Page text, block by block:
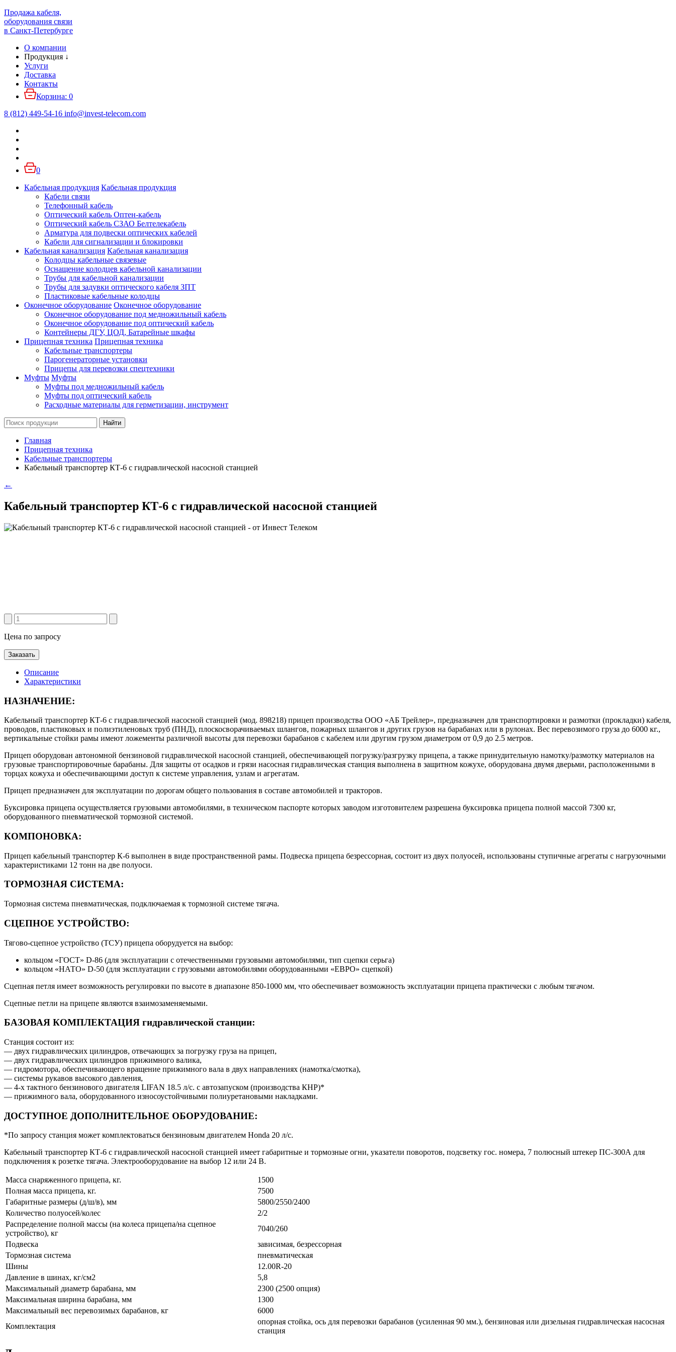
Продажа кабеля,
оборудования связи
в Санкт-Петербурге
О компании
Продукция ↓
Услуги
Доставка
Контакты
Корзина: 0
8 (812) 449-54-16 info@invest-telecom.com
0
Кабельная продукция Кабельная продукция
Кабели связи
Телефонный кабель
Оптический кабель Оптен-кабель
Оптический кабель СЗАО Белтелекабель
Арматура для подвески оптических кабелей
Кабели для сигнализации и блокировки
Кабельная канализация Кабельная канализация
Колодцы кабельные связевые
Оснащение колодцев кабельной канализации
Трубы для кабельной канализации
Трубы для задувки оптического кабеля ЗПТ
Пластиковые кабельные колодцы
Оконечное оборудование Оконечное оборудование
Оконечное оборудование под медножильный кабель
Оконечное оборудование под оптический кабель
Контейнеры ДГУ, ЦОД, Батарейные шкафы
Прицепная техника Прицепная техника
Кабельные транспортеры
Парогенераторные установки
Прицепы для перевозки спецтехники
Муфты Муфты
Муфты под медножильный кабель
Муфты под оптический кабель
Расходные материалы для герметизации, инструмент
Главная
Прицепная техника
Кабельные транспортеры
Кабельный транспортер КТ-6 с гидравлической насосной станцией
←
Кабельный транспортер КТ-6 с гидравлической насосной станцией
Цена по запросу
Заказать
Описание
Характеристики
НАЗНАЧЕНИЕ:
Кабельный транспортер КТ-6 с гидравлической насосной станцией (мод. 898218) прицеп производства ООО «АБ Трейлер», предназначен для транспортировки и размотки (прокладки) кабеля,
проводов, пластиковых и полиэтиленовых труб (ПНД), плоскосворачиваемых шлангов, пожарных шлангов и других грузов на барабанах или в рулонах. Вес перевозимого груза до 6000 кг.,
вертикальные стойки рамы имеют ложементы различной высоты для перевозки барабанов с кабелем или другим грузом диаметром от 0,9 до 2.5 метров.
Прицеп оборудован автономной бензиновой гидравлической насосной станцией, обеспечивающей погрузку/разгрузку прицепа, а также принудительную намотку/размотку материалов на
грузовые транспортировочные барабаны. Для защиты от осадков и грязи насосная гидравлическая станция выполнена в защитном кожухе, оборудована двумя дверьми, расположенными в
торцах кожуха и обеспечивающими доступ к системе управления, узлам и агрегатам.
Прицеп предназначен для эксплуатации по дорогам общего пользования в составе автомобилей и тракторов.
Буксировка прицепа осуществляется грузовыми автомобилями, в техническом паспорте которых заводом изготовителем разрешена буксировка прицепа полной массой 7300 кг,
оборудованного пневматической тормозной системой.
КОМПОНОВКА:
Прицеп кабельный транспортер К-6 выполнен в виде пространственной рамы. Подвеска прицепа безрессорная, состоит из двух полуосей, использованы ступичные агрегаты с нагрузочными
характеристиками 12 тонн на две полуоси.
ТОРМОЗНАЯ СИСТЕМА:
Тормозная система пневматическая, подключаемая к тормозной системе тягача.
СЦЕПНОЕ УСТРОЙСТВО:
Тягово-сцепное устройство (ТСУ) прицепа оборудуется на выбор:
кольцом «ГОСТ» D-86 (для эксплуатации с отечественными грузовыми автомобилями, тип сцепки серьга)
кольцом «НАТО» D-50 (для эксплуатации с грузовыми автомобилями оборудованными «ЕВРО» сцепкой)
Сцепная петля имеет возможность регулировки по высоте в диапазоне 850-1000 мм, что обеспечивает возможность эксплуатации прицепа практически с любым тягачом.
Сцепные петли на прицепе являются взаимозаменяемыми.
БАЗОВАЯ КОМПЛЕКТАЦИЯ гидравлической станции:
Станция состоит из:
— двух гидравлических цилиндров, отвечающих за погрузку груза на прицеп,
— двух гидравлических цилиндров прижимного валика,
— гидромотора, обеспечивающего вращение прижимного вала в двух направлениях (намотка/смотка),
— системы рукавов высокого давления,
— 4-х тактного бензинового двигателя LIFAN 18.5 л/с. с автозапуском (производства КНР)*
— прижимного вала, оборудованного износоустойчивыми полиуретановыми накладками.
ДОСТУПНОЕ ДОПОЛНИТЕЛЬНОЕ ОБОРУДОВАНИЕ:
*По запросу станция может комплектоваться бензиновым двигателем Honda 20 л/с.
Кабельный транспортер КТ-6 с гидравлической насосной станцией имеет габаритные и тормозные огни, указатели поворотов, подсветку гос. номера, 7 полюсный штекер ПС-300А для
подключения к розетке тягача. Электрооборудование на выбор 12 или 24 В.
Масса снаряженного прицепа, кг.
1500
Полная масса прицепа, кг.
7500
Габаритные размеры (д/ш/в), мм
5800/2550/2400
Количество полуосей/колес
2/2
Распределение полной массы (на колеса прицепа/на сцепное
устройство), кг
7040/260
Подвеска
зависимая, безрессорная
Тормозная система
пневматическая
Шины
12.00R-20
Давление в шинах, кг/см2
5,8
Максимальный диаметр барабана, мм
2300 (2500 опция)
Максимальная ширина барабана, мм
1300
Максимальный вес перевозимых барабанов, кг
6000
Комплектация
опорная стойка, ось для перевозки барабанов (усиленная 90 мм.), бензиновая или дизельная гидравлическая насосная
станция